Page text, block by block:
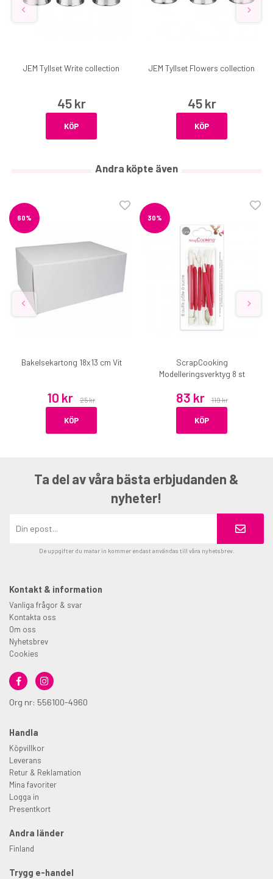
JEM Tyllset Write collection
45 kr
KÖP
JEM Tyllset Flowers collection
45 kr
KÖP
Andra köpte även
60%
Bakelsekartong 18x13 cm Vit
10 kr 25 kr
KÖP
30%
ScrapCooking
Modelleringsverktyg 8 st
83 kr 119 kr
KÖP
Ta del av våra bästa erbjudanden &
nyheter!
De uppgifter du matar in kommer endast användas till våra nyhetsbrev.
Kontakt & information
Vanliga frågor & svar
Kontakta oss
Om oss
Nyhetsbrev
Cookies
Org nr: 556100-4960
Handla
Köpvillkor
Leverans
Retur & Reklamation
Mina favoriter
Logga in
Presentkort
Andra länder
Finland
Trygg e-handel